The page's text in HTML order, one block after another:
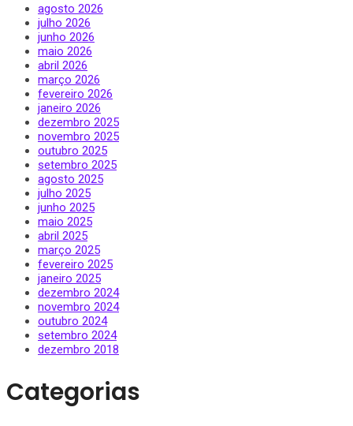
agosto 2026
julho 2026
junho 2026
maio 2026
abril 2026
março 2026
fevereiro 2026
janeiro 2026
dezembro 2025
novembro 2025
outubro 2025
setembro 2025
agosto 2025
julho 2025
junho 2025
maio 2025
abril 2025
março 2025
fevereiro 2025
janeiro 2025
dezembro 2024
novembro 2024
outubro 2024
setembro 2024
dezembro 2018
Categorias